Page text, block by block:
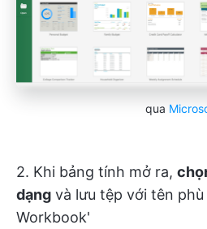
qua
2. Khi bảng tính mở ra,
dạng và lưu tệp với tên
Workbook'